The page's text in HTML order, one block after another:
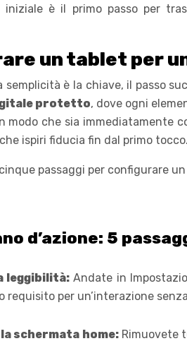
iniziale è il primo passo per
un tablet per
semplicità è la chiave, il passo
protetto, dove ogni
modo che sia immediatamente
ispiri fiducia fin dal primo tocco.
passaggi per configurare
d’azione: 5
leggibilità: Andate in
requisito per un’interazione
schermata home:Rimuovete